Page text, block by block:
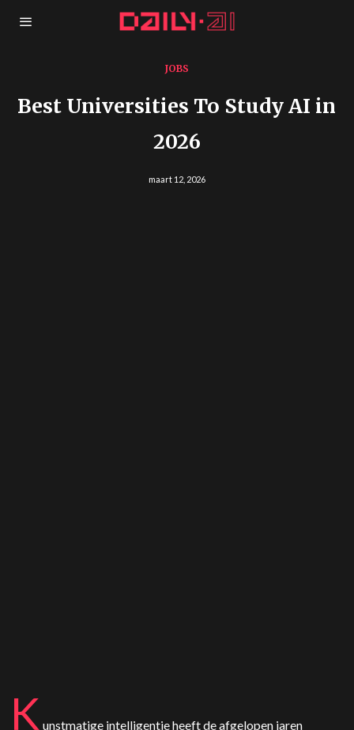
JOBS
Best Universities To Study AI in
2026
maart 12, 2026
K unstmatige intelligentie heeft de afgelopen jaren